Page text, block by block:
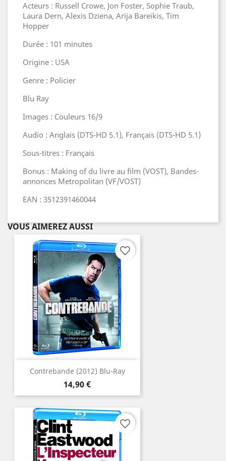
Acteurs : Russell Crowe, Jon Foster, Sophie Traub,
Laura Dern, Alexis Dziena, Arija Bareikis, Tim
Hopper
Durée : 101 minutes
Origine : USA
Genre : Policier
Blu Ray
Images : Couleurs 16/9
Audio : Anglais (DTS-HD 5.1), Français (DTS-HD 5.1)
Sous-titres : Français
Bonus : Making of du livre au film (VOST), Bandes-
annonces Metropolitan (VF/VOST)
EAN : 3512391460044
VOUS AIMEREZ AUSSI
Contrebande (2012) Blu-Ray
Prix
14,90 €
favorite_border
favorite_border